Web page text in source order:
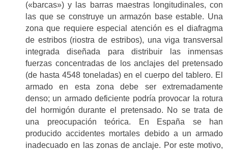
(«barcas») y las barras maestras longitudinales, con
las que se construye un armazón base estable. Una
zona que requiere especial atención es el diafragma
de estribos (riostra de estribos), una viga transversal
integrada diseñada para distribuir las inmensas
fuerzas concentradas de los anclajes del pretensado
(de hasta 4548 toneladas) en el cuerpo del tablero. El
armado en esta zona debe ser extremadamente
denso; un armado deficiente podría provocar la rotura
del hormigón durante el pretensado. No se trata de
una preocupación teórica. En España se han
producido accidentes mortales debido a un armado
inadecuado en las zonas de anclaje. Por este motivo,